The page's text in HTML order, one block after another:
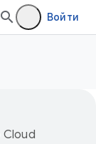
Войти
Cloud